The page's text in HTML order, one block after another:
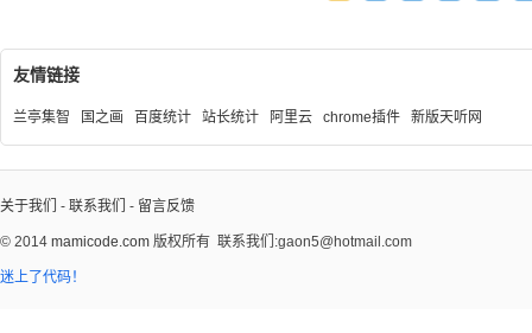
友情链接
兰亭集智 国之画 百度统计 站长统计 阿里云 chrome插件 新版天听网
关于我们 - 联系我们 - 留言反馈
© 2014 mamicode.com 版权所有 联系我们:gaon5@hotmail.com
迷上了代码！